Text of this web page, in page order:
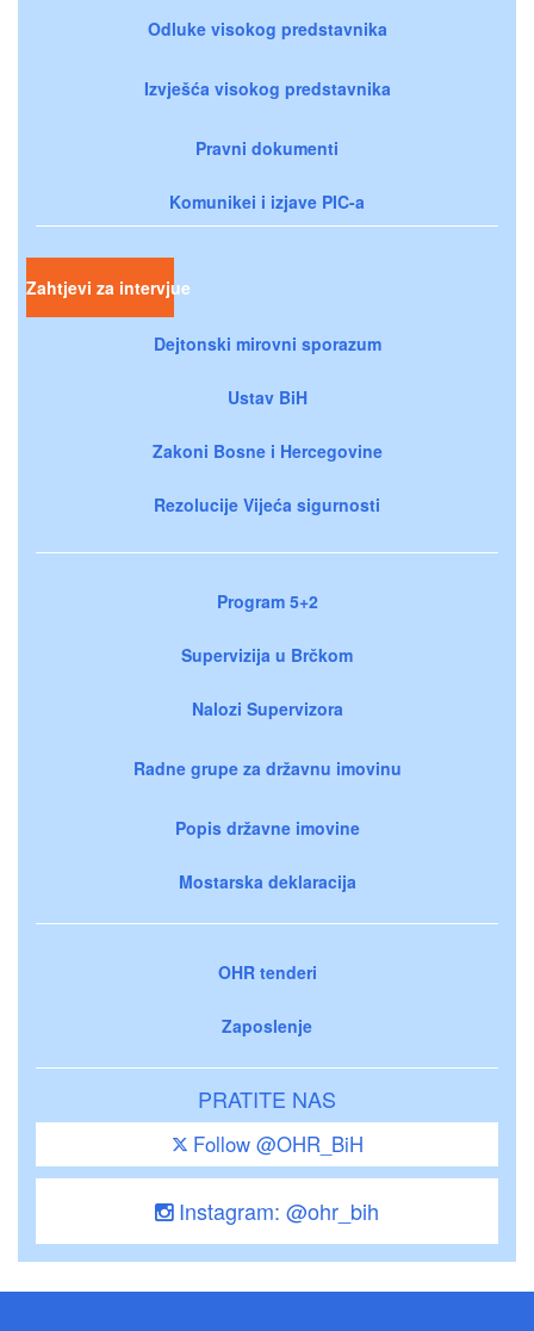
Odluke visokog predstavnika
Izvješća visokog predstavnika
Pravni dokumenti
Komunikei i izjave PIC-a
Zahtjevi za intervjue
Dejtonski mirovni sporazum
Ustav BiH
Zakoni Bosne i Hercegovine
Rezolucije Vijeća sigurnosti
Program 5+2
Supervizija u Brčkom
Nalozi Supervizora
Radne grupe za državnu imovinu
Popis državne imovine
Mostarska deklaracija
OHR tenderi
Zaposlenje
PRATITE NAS
Follow @OHR_BiH
Instagram: @ohr_bih